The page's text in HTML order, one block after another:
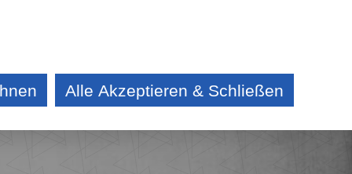
AKTUELLES AUSSCHREIBUNG
Alle Akzeptieren & Schließen